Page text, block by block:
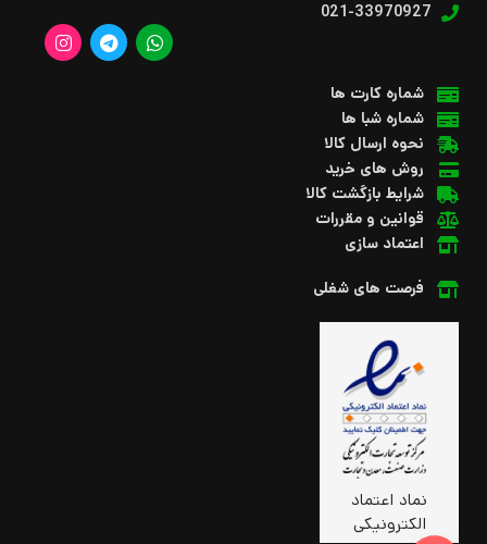
021-33970927
شماره کارت ها
شماره شبا ها
نحوه ارسال کالا
روش های خرید
شرایط بازگشت کالا
قوانین و مقررات
اعتماد سازی
فرصت های شغلی
نماد اعتماد
الکترونیکی